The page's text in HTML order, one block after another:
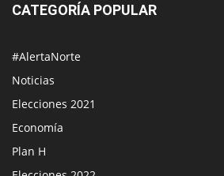
CATEGORÍA POPULAR
#AlertaNorte
Noticias
Elecciones 2021
Economía
Plan H